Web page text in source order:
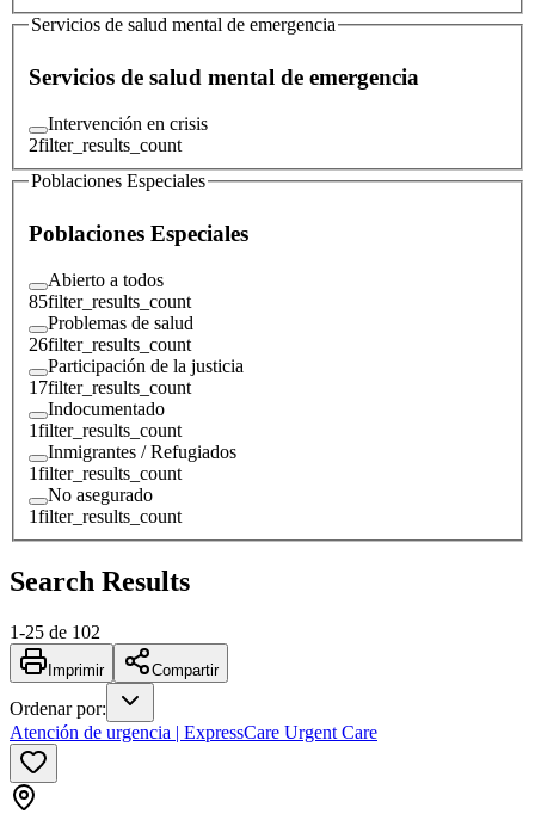
Servicios de salud mental de emergencia
Servicios de salud mental de emergencia
Intervención en crisis
2filter_results_count
Poblaciones Especiales
Poblaciones Especiales
Abierto a todos
85filter_results_count
Problemas de salud
26filter_results_count
Participación de la justicia
17filter_results_count
Indocumentado
1filter_results_count
Inmigrantes / Refugiados
1filter_results_count
No asegurado
1filter_results_count
Search Results
1-25 de 102
Imprimir Compartir
Ordenar por:
Atención de urgencia | ExpressCare Urgent Care